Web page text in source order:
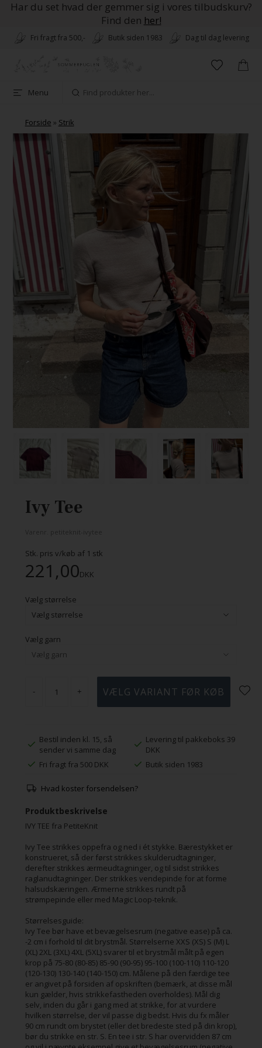
Har du set hvad der gemmer sig i vores tilbudskurv?
Find den her!
Fri fragt fra 500,- Butik siden 1983 Dag til dag levering
Menu
Forside » Strik
Ivy Tee
Stk. pris v/køb af 1 stk
221,00DKK
Vælg størrelse
Vælg garn
- +
Bestil inden kl. 15, så
sender vi samme dag
Levering til pakkeboks 39
DKK
Fri fragt fra 500 DKK
Butik siden 1983
Hvad koster forsendelsen?
Produktbeskrivelse
IVY TEE fra PetiteKnit
Ivy Tee strikkes oppefra og ned i ét stykke. Bærestykket er
konstrueret, så der først strikkes skulderudtagninger,
derefter strikkes ærmeudtagninger, og til sidst strikkes
raglanudtagninger. Der strikkes vendepinde for at forme
halsudskæringen. Ærmerne strikkes rundt på
strømpepinde eller med Magic Loop-teknik.
Størrelsesguide:
Ivy Tee bør have et bevægelsesrum (negative ease) på ca.
-2 cm i forhold til dit brystmål. Størrelserne XXS (XS) S (M) L
(XL) 2XL (3XL) 4XL (5XL) svarer til et brystmål målt på egen
krop på 75-80 (80-85) 85-90 (90-95) 95-100 (100-110) 110-120
(120-130) 130-140 (140-150) cm. Målene på den færdige tee
er angivet på forsiden af opskriften (bemærk, at disse mål
kun gælder, hvis strikkefastheden overholdes). Mål dig
selv, inden du går i gang med at strikke, for at vurdere
hvilken størrelse, der vil passe dig bedst. Hvis du fx måler
90 cm rundt om brystet (eller det bredeste sted på din krop),
bør du strikke en str. S. En tee i str. S har overvidden 87 cm